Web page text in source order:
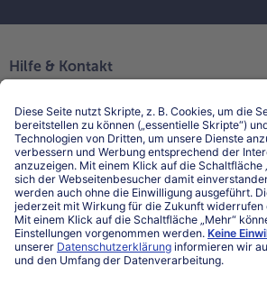
Hilfe & Kontakt
Kontakt
FAQ
Service
Unternehmen